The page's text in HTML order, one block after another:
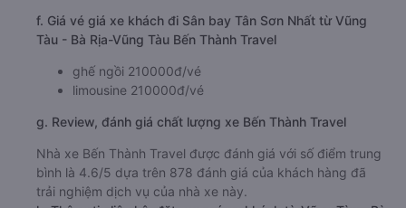
f. Giá vé giá xe khách đi Sân bay Tân Sơn Nhất từ Vũng
Tàu - Bà Rịa-Vũng Tàu Bến Thành Travel
ghế ngồi 210000đ/vé
limousine 210000đ/vé
g. Review, đánh giá chất lượng xe Bến Thành Travel
Nhà xe Bến Thành Travel được đánh giá với số điểm trung
bình là 4.6/5 dựa trên 878 đánh giá của khách hàng đã
trải nghiệm dịch vụ của nhà xe này.